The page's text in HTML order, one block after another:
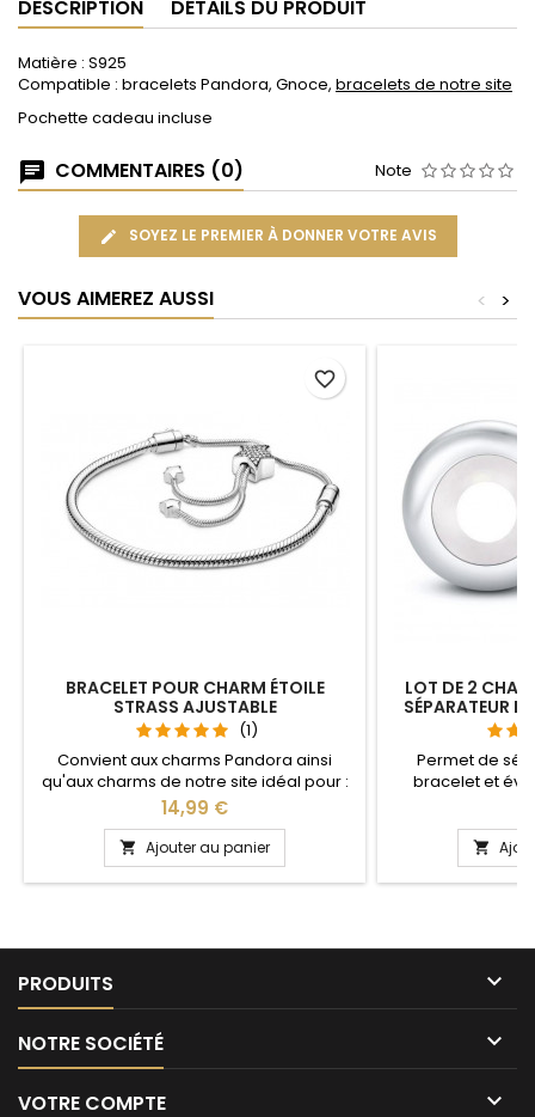
DESCRIPTION DÉTAILS DU PRODUIT
Matière : S925
Compatible : bracelets Pandora, Gnoce, bracelets de notre site
Pochette cadeau incluse
COMMENTAIRES (0) Note
SOYEZ LE PREMIER À DONNER VOTRE AVIS
VOUS AIMEREZ AUSSI >
<
BRACELET POUR CHARM ÉTOILE
STRASS AJUSTABLE
(1)
Convient aux charms Pandora ainsi
qu'aux charms de notre site idéal pour :
Noël, Saint Valentin, anniversaire,
anniversaire de mariage La partie
ajustable se détache d'un coté pour
passer les charms par simple pression
sur le bouton Ajustable pour tous les
Prix
14,99 €
 Ajouter au panier
favorite_border
LOT DE 2
SÉPARATEUR
Permet de
bracelet et
Gnoce et les
site idéal pour
anniversaire,

PRODUITS 
NOTRE SOCIÉTÉ 
VOTRE COMPTE 